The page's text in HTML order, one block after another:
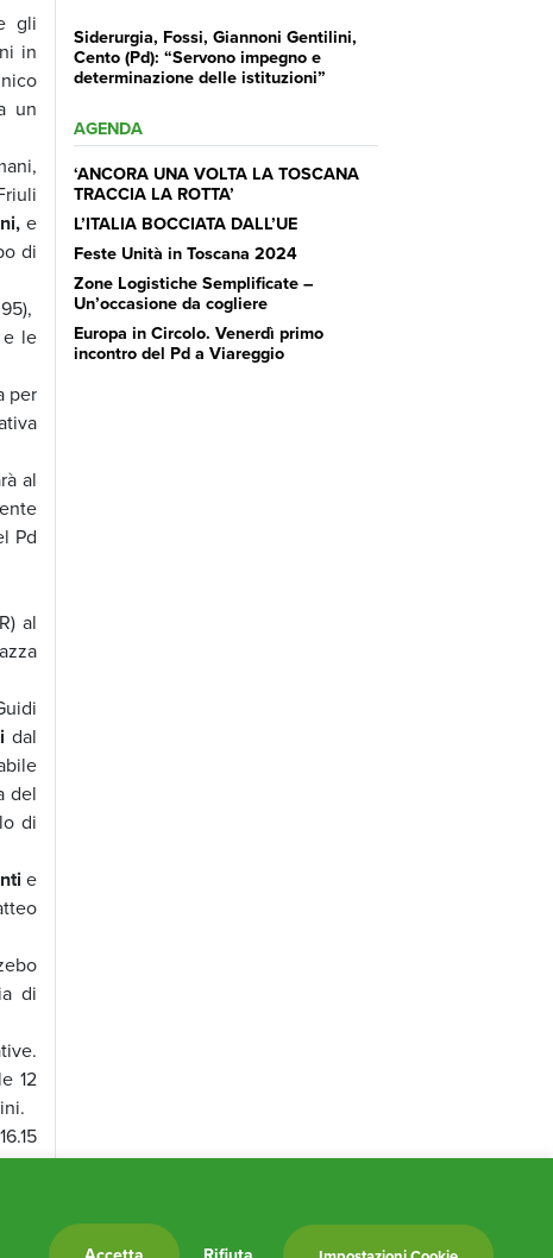
gli
in
un
e
di
e le
per
al
Pd
al
dal
del
di
e
di
12
Siderurgia, Fossi, Giannoni Gentilini,
Cento (Pd): “Servono impegno e
determinazione delle istituzioni”
AGENDA
‘ANCORA UNA VOLTA LA TOSCANA
TRACCIA LA ROTTA’
L’ITALIA BOCCIATA DALL’UE
Feste Unità in Toscana 2024
Zone Logistiche Semplificate –
Un’occasione da cogliere
Europa in Circolo. Venerdì primo
incontro del Pd a Viareggio